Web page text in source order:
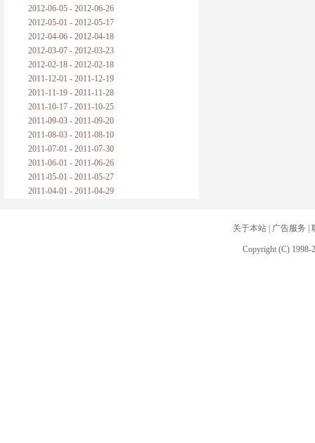
2012-06-05 - 2012-06-26
2012-05-01 - 2012-05-17
2012-04-06 - 2012-04-18
2012-03-07 - 2012-03-23
2012-02-18 - 2012-02-18
2011-12-01 - 2011-12-19
2011-11-19 - 2011-11-28
2011-10-17 - 2011-10-25
2011-09-03 - 2011-09-20
2011-08-03 - 2011-08-10
2011-07-01 - 2011-07-30
2011-06-01 - 2011-06-26
2011-05-01 - 2011-05-27
2011-04-01 - 2011-04-29
关于本站| 广告服务
Copyright (C) 1998-